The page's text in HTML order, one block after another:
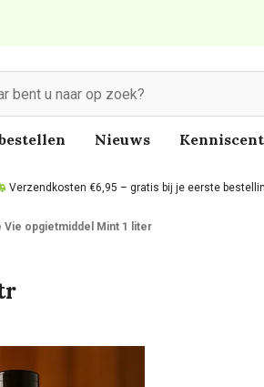
Nieuws
Verzendkosten €6,95 – gratis bij je eerste
Vie opgietmiddel Mint 1 liter